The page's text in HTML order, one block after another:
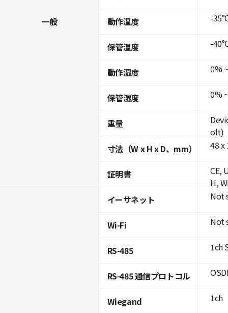
一般 動作温度
保管温度
動作湿度
保管湿度
重量
寸法（W x H x D、mm）
証明書
イーサネット
Wi-Fi
RS-485
RS-485 通信プロトコル
Wiegand
-
-
0%
0%
olt)
48 x
CE,
H,
Not
Not
1ch
1ch